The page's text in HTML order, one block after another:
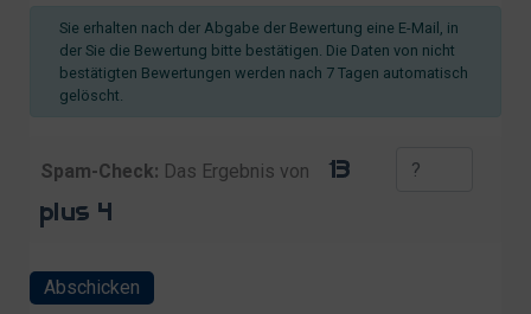
Sie erhalten nach der Abgabe der Bewertung eine E-Mail, in
der Sie die Bewertung bitte bestätigen. Die Daten von nicht
bestätigten Bewertungen werden nach 7 Tagen automatisch
gelöscht.
Spam-Check: Das Ergebnis von
Abschicken